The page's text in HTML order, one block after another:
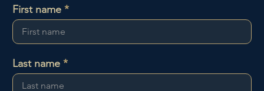
First name
Last name